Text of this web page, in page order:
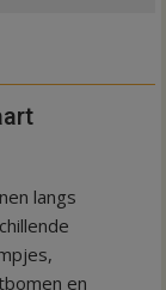
langs
en